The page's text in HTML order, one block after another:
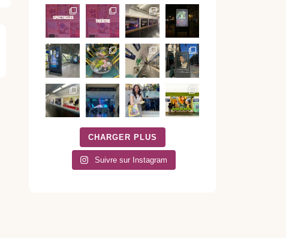
CHARGER PLUS
Suivre sur Instagram